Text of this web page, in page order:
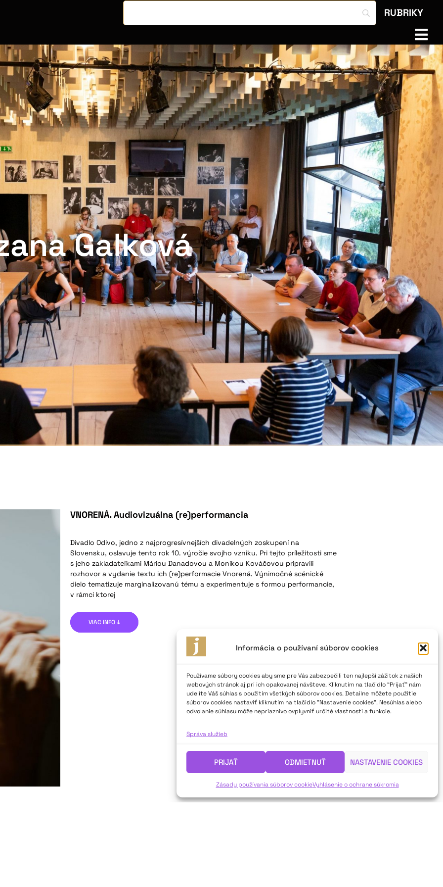
Informácia o používaní súborov cookies
Používame súbory cookies aby sme pre Vás zabezpečili ten najlepší zážitok z našich
webových stránok aj pri ich opakovanej návšteve. Kliknutím na tlačidlo “Prijať” nám
udelíte Váš súhlas s použitím všetkých súborov cookies. Detailne môžete použitie
súborov cookies nastaviť kliknutím na tlačidlo "Nastavenie cookies". Nesúhlas alebo
odvolanie súhlasu môže nepriaznivo ovplyvniť určité vlastnosti a funkcie.
Správa služieb
PRIJAŤ ODMIETNUŤ NASTAVENIE COOKIES
Zásady používania súborov cookieVyhlásenie o ochrane súkromia
RUBRIKY
Galková
VNORENÁ. Audiovizuálna (re)performancia
Divadlo Odivo, jedno z najprogresívnejších divadelných zoskupení na
Slovensku, oslavuje tento rok 10. výročie svojho vzniku. Pri tejto príležitosti sme
s jeho zakladateľkami Máriou Danadovou a Monikou Kováčovou pripravili
rozhovor a vydanie textu ich (re)performacie Vnorená. Výnimočné scénické
dielo tematizuje marginalizovanú tému a experimentuje s formou performancie,
v rámci ktorej
VIAC INFO ↓